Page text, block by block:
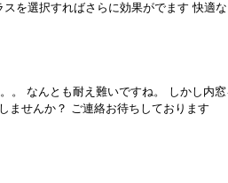
を選択すればさらに効果がでます 快適
なんとも耐え難いですね。 しかし内
ませんか？ ご連絡お待ちしております